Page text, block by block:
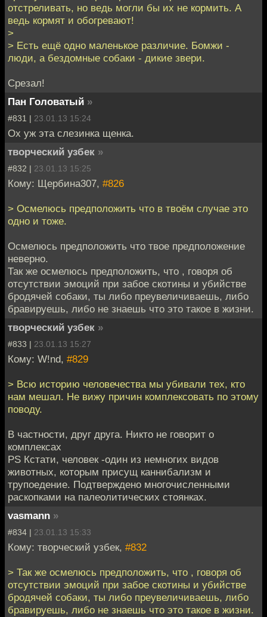
отстреливать, но ведь могли бы их не кормить. А
ведь кормят и обогревают!
>
> Есть ещё одно маленькое различие. Бомжи -
люди, а бездомные собаки - дикие звери.
Срезал!
Пан Головатый »
#831 | 23.01.13 15:24
Ох уж эта слезинка щенка.
творческий узбек »
#832 | 23.01.13 15:25
Кому: Щербина307, #826
> Осмелюсь предположить что в твоём случае это
одно и тоже.
Осмелюсь предположить что твое предположение
неверно.
Так же осмелюсь предположить, что , говоря об
отсутствии эмоций при забое скотины и убийстве
бродячей собаки, ты либо преувеличиваешь, либо
бравируешь, либо не знаешь что это такое в жизни.
творческий узбек »
#833 | 23.01.13 15:27
Кому: W!nd, #829
> Всю историю человечества мы убивали тех, кто
нам мешал. Не вижу причин комплексовать по этому
поводу.
В частности, друг друга. Никто не говорит о
комплексах
PS Кстати, человек -один из немногих видов
животных, которым присущ каннибализм и
трупоедение. Подтверждено многочисленными
раскопками на палеолитических стоянках.
vasmann »
#834 | 23.01.13 15:33
Кому: творческий узбек, #832
> Так же осмелюсь предположить, что , говоря об
отсутствии эмоций при забое скотины и убийстве
бродячей собаки, ты либо преувеличиваешь, либо
бравируешь, либо не знаешь что это такое в жизни.